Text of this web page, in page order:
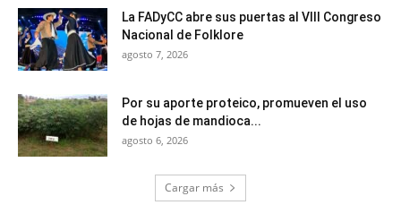
La FADyCC abre sus puertas al VIII Congreso
Nacional de Folklore
agosto 7, 2026
Por su aporte proteico, promueven el uso
de hojas de mandioca...
agosto 6, 2026
Cargar más